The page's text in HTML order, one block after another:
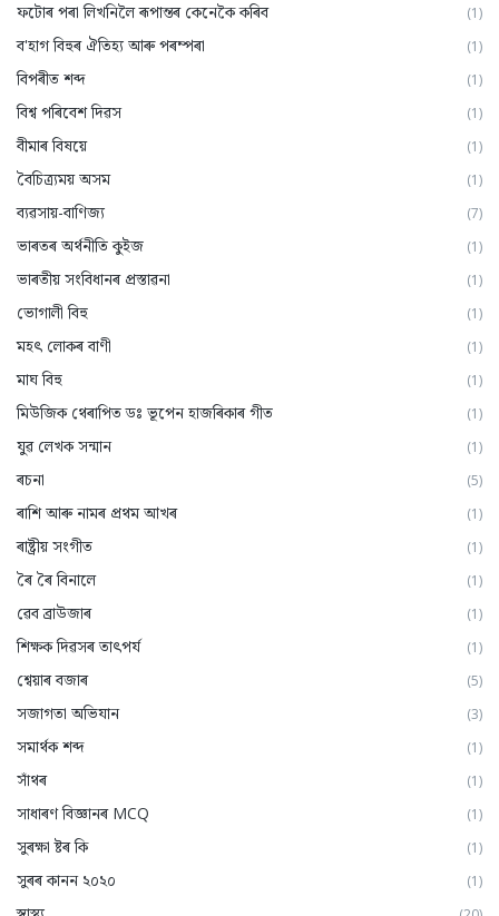
ফটোৰ পৰা লিখনিলৈ ৰূপান্তৰ কেনেকৈ কৰিব (1)
ব'হাগ বিহুৰ ঐতিহ্য আৰু পৰম্পৰা (1)
বিপৰীত শব্দ (1)
বিশ্ব পৰিবেশ দিৱস (1)
বীমাৰ বিষয়ে (1)
বৈচিত্ৰ্যময় অসম (1)
ব্যৱসায়-বাণিজ্য (7)
ভাৰতৰ অৰ্থনীতি কুইজ (1)
ভাৰতীয় সংবিধানৰ প্ৰস্তাৱনা (1)
ভোগালী বিহু (1)
মহৎ লোকৰ বাণী (1)
মাঘ বিহু (1)
মিউজিক থেৰাপিত ডঃ ভূপেন হাজৰিকাৰ গীত (1)
যুৱ লেখক সন্মান (1)
ৰচনা (5)
ৰাশি আৰু নামৰ প্ৰথম আখৰ (1)
ৰাষ্ট্ৰীয় সংগীত (1)
ৰৈ ৰৈ বিনালে (1)
ৱেব ব্ৰাউজাৰ (1)
শিক্ষক দিৱসৰ তাৎপর্য (1)
শ্বেয়াৰ বজাৰ (5)
সজাগতা অভিযান (3)
সমার্থক শব্দ (1)
সাঁথৰ (1)
সাধাৰণ বিজ্ঞানৰ MCQ (1)
সুৰক্ষা ষ্টৰ কি (1)
সুৰৰ কানন ২০২০ (1)